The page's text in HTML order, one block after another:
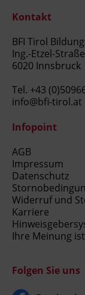
Kontakt
BFI Tirol
Ing.-Etzel-
6020 Innsbruck
Tel. +43
info@bfi-tirol.at
Infopoint
AGB
Impressum
Datenschutz
Widerruf und
Karriere
Ihre Meinung
Folgen Sie uns